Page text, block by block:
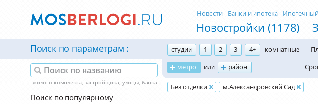
Новостройки (1178)
Новости Банки и ипотека
Поиск по параметрам студии 1 2 3 4+
комнатные
метро
или район
Без отделки м.Александровский Сад
Поиск по популярному